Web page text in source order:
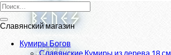
Искать:
Славянский магазин
Кумиры Богов
Славянские Кумиры из дерева 18 см